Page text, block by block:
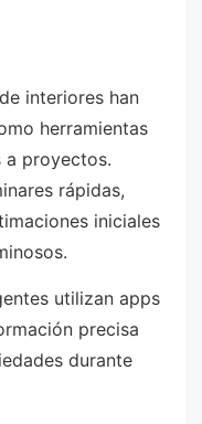
interiores han
herramientas
a proyectos.
rápidas,
iniciales
utilizan apps
precisa
durante